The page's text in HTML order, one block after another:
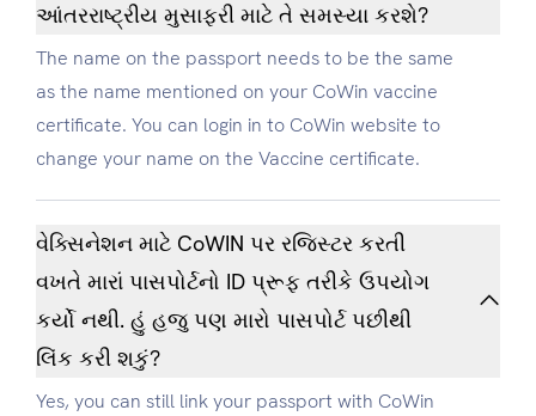
આંતરરાષ્ટ્રીય મુસાફરી માટે તે સમસ્યા કરશે?
The name on the passport needs to be the same
as the name mentioned on your CoWin vaccine
certificate. You can login in to CoWin website to
change your name on the Vaccine certificate.
વેક્સિનેશન માટે CoWIN પર રજિસ્ટર કરતી
વખતે મારાં પાસપોર્ટનો ID પ્રૂફ તરીકે ઉપયોગ
કર્યો નથી. હું હજુ પણ મારો પાસપોર્ટ પછીથી
લિંક કરી શકું?
Yes, you can still link your passport with CoWin